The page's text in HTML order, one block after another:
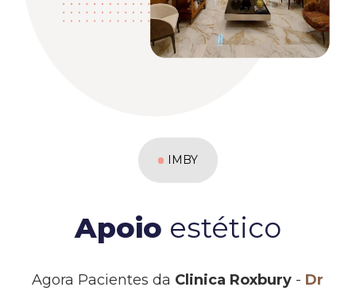
IMBY
Apoio estético
Agora Pacientes da Clinica Roxbury - Dr